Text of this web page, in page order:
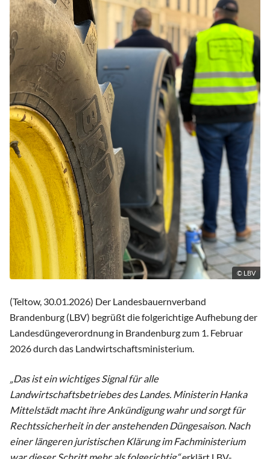
© LBV
(Teltow, 30.01.2026) Der Landesbauernverband
Brandenburg (LBV) begrüßt die folgerichtige Aufhebung der
Landesdüngeverordnung in Brandenburg zum 1. Februar
2026 durch das Landwirtschaftsministerium.
„Das ist ein wichtiges Signal für alle
Landwirtschaftsbetriebes des Landes. Ministerin Hanka
Mittelstädt macht ihre Ankündigung wahr und sorgt für
Rechtssicherheit in der anstehenden Düngesaison. Nach
einer längeren juristischen Klärung im Fachministerium